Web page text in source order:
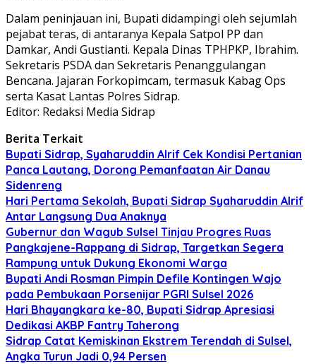
Dalam peninjauan ini, Bupati didampingi oleh sejumlah
pejabat teras, di antaranya Kepala Satpol PP dan
Damkar, Andi Gustianti. Kepala Dinas TPHPKP, Ibrahim.
Sekretaris PSDA dan Sekretaris Penanggulangan
Bencana. Jajaran Forkopimcam, termasuk Kabag Ops
serta Kasat Lantas Polres Sidrap.
Editor: Redaksi Media Sidrap
Berita Terkait
Bupati Sidrap, Syaharuddin Alrif Cek Kondisi Pertanian
Panca Lautang, Dorong Pemanfaatan Air Danau
Sidenreng
Hari Pertama Sekolah, Bupati Sidrap Syaharuddin Alrif
Antar Langsung Dua Anaknya
Gubernur dan Wagub Sulsel Tinjau Progres Ruas
Pangkajene-Rappang di Sidrap, Targetkan Segera
Rampung untuk Dukung Ekonomi Warga
Bupati Andi Rosman Pimpin Defile Kontingen Wajo
pada Pembukaan Porsenijar PGRI Sulsel 2026
Hari Bhayangkara ke-80, Bupati Sidrap Apresiasi
Dedikasi AKBP Fantry Taherong
Sidrap Catat Kemiskinan Ekstrem Terendah di Sulsel,
Angka Turun Jadi 0,94 Persen